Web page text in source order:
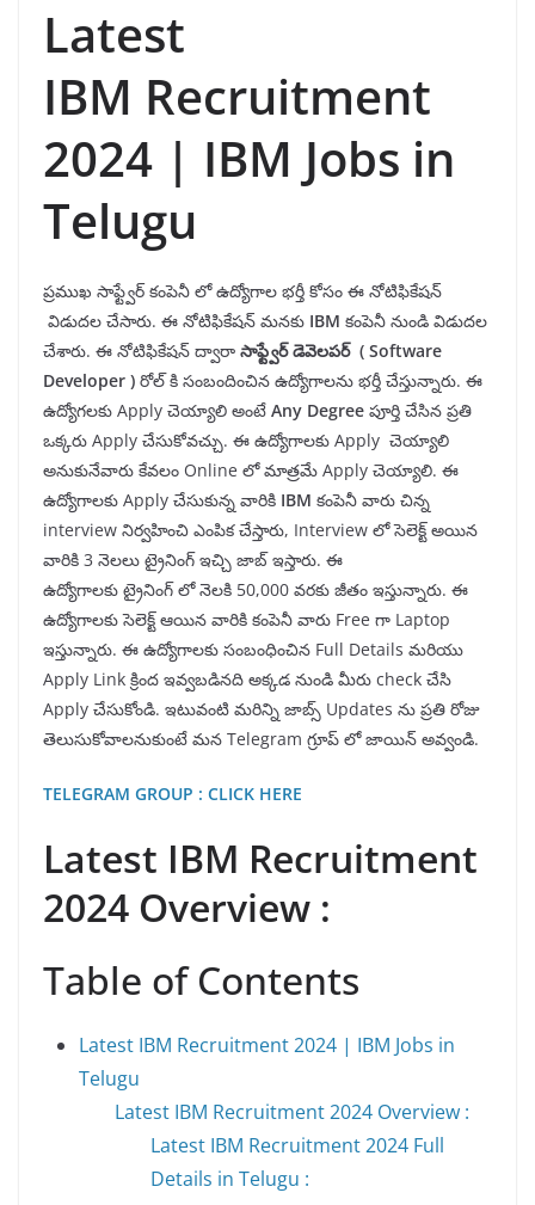
Latest
IBM Recruitment
2024 | IBM Jobs in
Telugu
ప్రముఖ సాఫ్ట్వేర్ కంపెనీ లో ఉద్యోగాల భర్తీ కోసం ఈ నోటిఫికేషన్
విడుదల చేసారు. ఈ నోటిఫికేషన్ మనకు IBM కంపెనీ నుండి విడుదల
చేశారు. ఈ నోటిఫికేషన్ ద్వారా సాఫ్ట్వేర్ డెవెలపర్ ( Software
Developer ) రోల్ కి సంబందించిన ఉద్యోగాలను భర్తీ చేస్తున్నారు. ఈ
ఉద్యోగలకు Apply చెయ్యాలి అంటే Any Degree పూర్తి చేసిన ప్రతి
ఒక్కరు Apply చేసుకోవచ్చు. ఈ ఉద్యోగాలకు Apply చెయ్యాలి
అనుకునేవారు కేవలం Online లో మాత్రమే Apply చెయ్యాలి. ఈ
ఉద్యోగాలకు Apply చేసుకున్న వారికి IBM కంపెనీ వారు చిన్న
interview నిర్వహించి ఎంపిక చేస్తారు, Interview లో సెలెక్ట్ అయిన
వారికి 3 నెలలు ట్రైనింగ్ ఇచ్చి జాబ్ ఇస్తారు. ఈ
ఉద్యోగాలకు ట్రైనింగ్ లో నెలకి 50,000 వరకు జీతం ఇస్తున్నారు. ఈ
ఉద్యోగాలకు సెలెక్ట్ ఆయిన వారికి కంపెనీ వారు Free గా Laptop
ఇస్తున్నారు. ఈ ఉద్యోగాలకు సంబంధించిన Full Details మరియు
Apply Link క్రింద ఇవ్వబడినది అక్కడ నుండి మీరు check చేసి
Apply చేసుకోండి. ఇటువంటి మరిన్ని జాబ్స్ Updates ను ప్రతి రోజు
తెలుసుకోవాలనుకుంటే మన Telegram గ్రూప్ లో జాయిన్ అవ్వండి.
TELEGRAM GROUP : CLICK HERE
Latest IBM Recruitment
2024 Overview :
Table of Contents
Latest IBM Recruitment 2024 | IBM Jobs in
Telugu
Latest IBM Recruitment 2024 Overview :
Latest IBM Recruitment 2024 Full
Details in Telugu :